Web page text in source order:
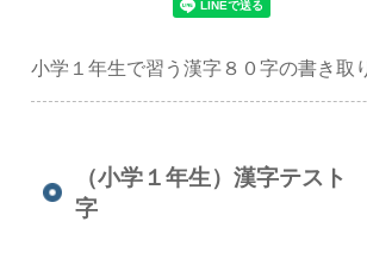
小学１年生で習う漢字８０字の書き取
（小学１年生）漢字テス
字